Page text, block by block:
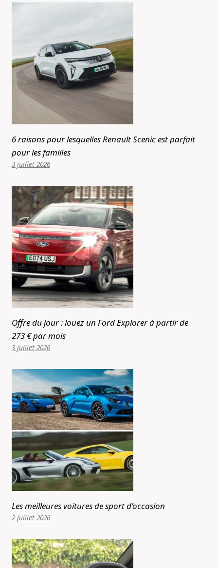
6 raisons pour lesquelles Renault Scenic est parfait
pour les familles
3 juillet 2026
Offre du jour : louez un Ford Explorer à partir de
273 € par mois
3 juillet 2026
Les meilleures voitures de sport d’occasion
2 juillet 2026